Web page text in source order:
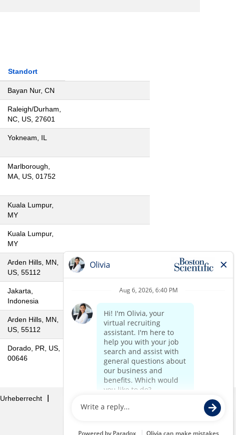
Standort
Bayan Nur, CN
Raleigh/Durham,
NC, US, 27601
Yokneam, IL
Marlborough,
MA, US, 01752
Kuala Lumpur,
MY
Kuala Lumpur,
MY
Arden Hills, MN,
US, 55112
Jakarta,
Indonesia
Arden Hills, MN,
US, 55112
Dorado, PR, US,
00646
Urheberrecht